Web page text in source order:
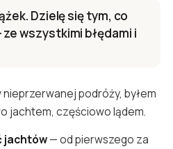
Dzielę się tym, co
wszystkimi błędami i
podróży, byłem
jachtem, częściowo lądem.
jachtów— od pierwszego za